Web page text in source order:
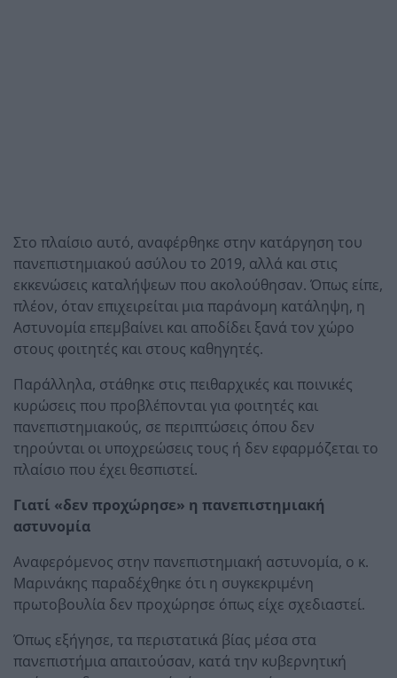
Στο πλαίσιο αυτό, αναφέρθηκε στην κατάργηση του
πανεπιστημιακού ασύλου το 2019, αλλά και στις
εκκενώσεις καταλήψεων που ακολούθησαν. Όπως είπε,
πλέον, όταν επιχειρείται μια παράνομη κατάληψη, η
Αστυνομία επεμβαίνει και αποδίδει ξανά τον χώρο
στους φοιτητές και στους καθηγητές.
Παράλληλα, στάθηκε στις πειθαρχικές και ποινικές
κυρώσεις που προβλέπονται για φοιτητές και
πανεπιστημιακούς, σε περιπτώσεις όπου δεν
τηρούνται οι υποχρεώσεις τους ή δεν εφαρμόζεται το
πλαίσιο που έχει θεσπιστεί.
Γιατί «δεν προχώρησε» η πανεπιστημιακή
αστυνομία
Αναφερόμενος στην πανεπιστημιακή αστυνομία, ο κ.
Μαρινάκης παραδέχθηκε ότι η συγκεκριμένη
πρωτοβουλία δεν προχώρησε όπως είχε σχεδιαστεί.
Όπως εξήγησε, τα περιστατικά βίας μέσα στα
πανεπιστήμια απαιτούσαν, κατά την κυβερνητική